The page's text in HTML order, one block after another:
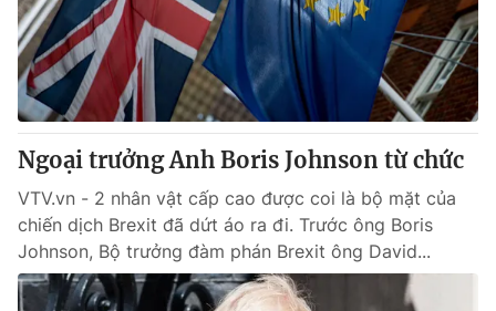
Ngoại trưởng Anh Boris Johnson từ chức
VTV.vn - 2 nhân vật cấp cao được coi là bộ mặt của
chiến dịch Brexit đã dứt áo ra đi. Trước ông Boris
Johnson, Bộ trưởng đàm phán Brexit ông David...